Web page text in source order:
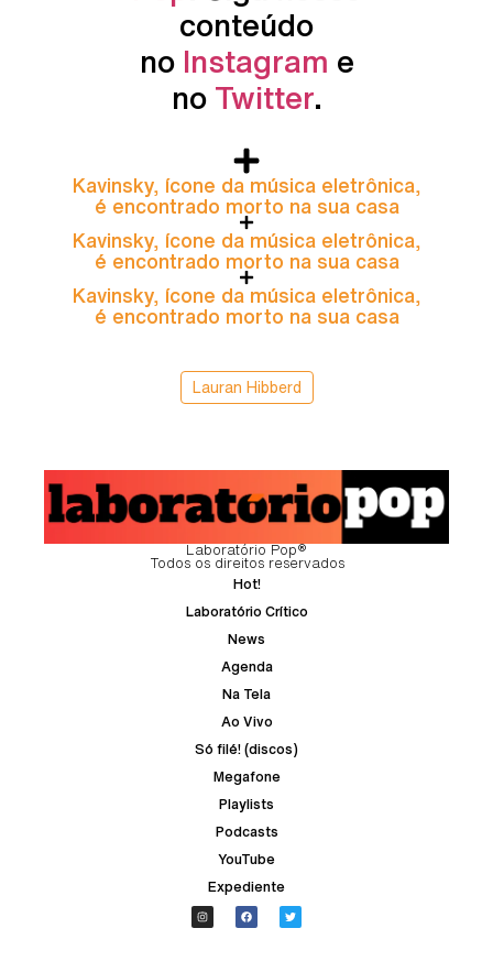
conteúdo
no Instagram e
no Twitter.
Kavinsky, ícone da música eletrônica,
é encontrado morto na sua casa
Kavinsky, ícone da música eletrônica,
é encontrado morto na sua casa
Kavinsky, ícone da música eletrônica,
é encontrado morto na sua casa
Lauran Hibberd
Laboratório Pop®
Todos os direitos reservados
Hot!
Laboratório Crítico
News
Agenda
Na Tela
Ao Vivo
Só filé! (discos)
Megafone
Playlists
Podcasts
YouTube
Expediente